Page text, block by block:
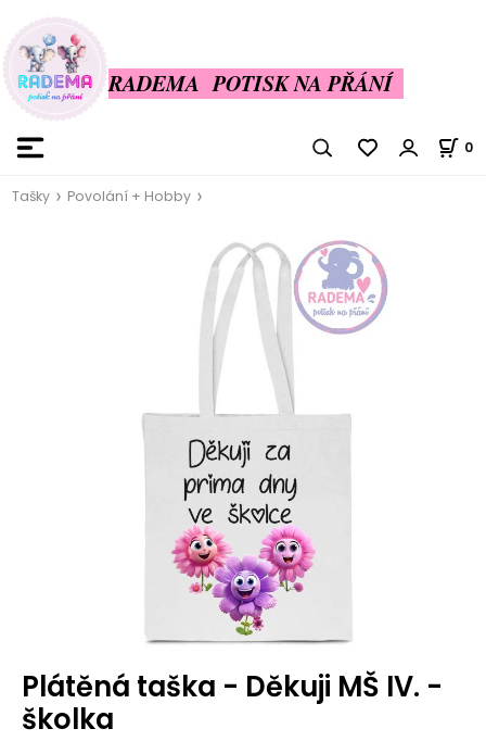
RADEMA POTISK NA PŘÁNÍ
0
Tašky Povolání + Hobby
Plátěná taška - Děkuji MŠ IV. -
školka